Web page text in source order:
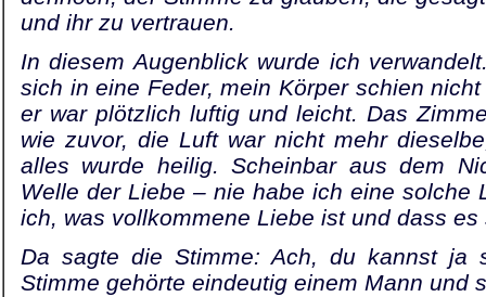
und ihr zu vertrauen.
In diesem Augenblick wurde ich
sich in eine Feder, mein Körper schien
er war plötzlich luftig und leicht. Das
wie zuvor, die Luft war nicht mehr
alles wurde heilig. Scheinbar aus dem
Welle der Liebe – nie habe ich eine solche
ich, was vollkommene Liebe ist und dass es
Da sagte die Stimme: Ach, du kannst ja
Stimme gehörte eindeutig einem Mann und